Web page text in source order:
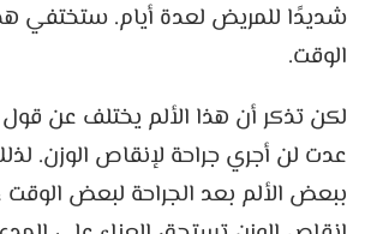
شديدًا للمريض لعدة أيام. ستختفي
الوقت.
لكن تذكر أن هذا الألم يختلف عن قول
عدت لن أجري جراحة لإنقاص الوزن.
ببعض الألم بعد الجراحة لبعض الوقت